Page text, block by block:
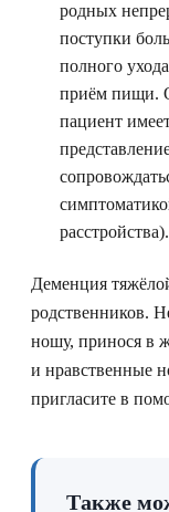
родных
поступки
полного
приём пищи.
пациент
расстройства).
Деменция
родственников.
ношу, принося в
и нравственные
пригласите в
Также